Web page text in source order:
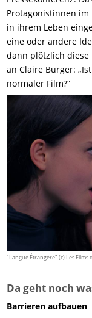
Protagonistinnen im
in ihrem Leben
eine oder andere
dann plötzlich diese
an Claire Burger:
normaler Film?“
"Langue Étrangère" (c) Les Films
Da geht noch
Barrieren aufbauen